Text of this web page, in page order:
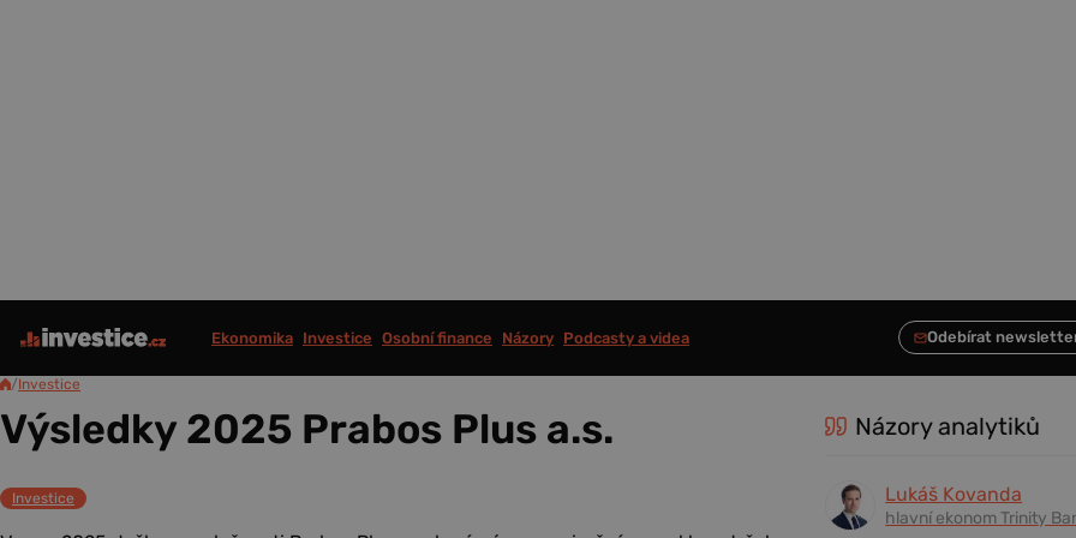
Ekonomika Investice Osobní finance Názory Podcasty a videa
/Investice
Výsledky 2025 Prabos Plus a.s.
Investice
Názory analytiků
Lukáš Kovanda
hlavní ekonom Trinity